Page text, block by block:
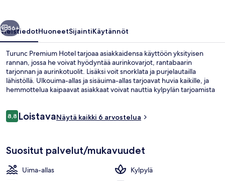
Seuraava
56+
YleistiedotHuoneetSijaintiKäytännöt
Turunc Premium Hotel tarjoaa asiakkaidensa käyttöön yksityisen
rannan, jossa he voivat hyödyntää aurinkovarjot, rantabaarin
tarjonnan ja aurinkotuolit. Lisäksi voit snorklata ja purjelautailla
lähistöllä. Ulkouima-allas ja sisäuima-allas tarjoavat huvia kaikille, ja
hemmottelua kaipaavat asiakkaat voivat nauttia kylpylän tarjoamista
tämän luksusluokan hotellin mukavuuksiin kuuluvat 3
Arvostelut
8,88,8 kautta 10.
LoistavaNäytä kaikki 6 arvostelua
Suositut palvelut/mukavuudet
Uima-allas
Kylpylä